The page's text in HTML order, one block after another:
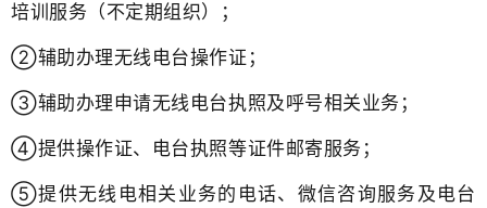
培训服务（不定期组织）；
②辅助办理无线电台操作证；
③辅助办理申请无线电台执照及呼号相关业务；
④提供操作证、电台执照等证件邮寄服务；
⑤提供无线电相关业务的电话、微信咨询服务及电台